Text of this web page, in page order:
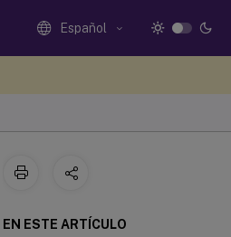
Español
EN ESTE ARTÍCULO